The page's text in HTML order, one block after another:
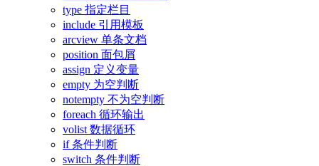
type 指定栏目
include 引用模板
arcview 单条文档
position 面包屑
assign 定义变量
empty 为空判断
notempty 不为空判断
foreach 循环输出
volist 数据循环
if 条件判断
switch 条件判断